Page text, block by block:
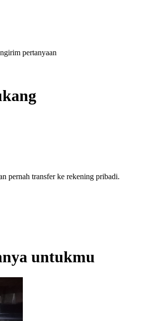
pertanyaan
pernah transfer ke rekening pribadi.
untukmu